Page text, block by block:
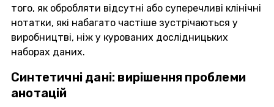
того, як обробляти відсутні або суперечливі клінічні
нотатки, які набагато частіше зустрічаються у
виробництві, ніж у курованих дослідницьких
наборах даних.
Синтетичні дані: вирішення проблеми
анотацій